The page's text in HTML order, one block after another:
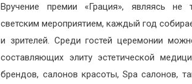
Вручение премии «Грация», являясь
светским мероприятием, каждый год
и зрителей. Среди гостей церемонии
составляющих элиту эстетической
брендов, салонов красоты, Spa салонов,